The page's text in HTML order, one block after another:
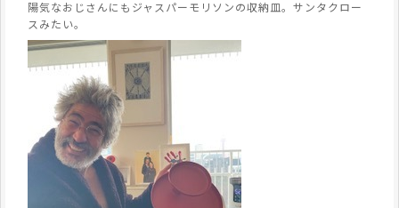
陽気なおじさんにもジャスパーモリソンの収納皿。サンタクロー
スみたい。